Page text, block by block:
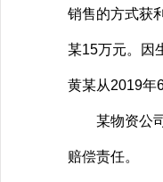
销售的方式获
某15万元。因
黄某从2019年
某物资公司
赔偿责任。